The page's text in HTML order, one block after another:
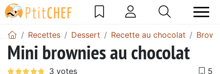
Recettes Dessert Recette au chocolat
Mini brownies au chocolat